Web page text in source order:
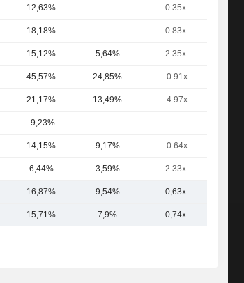
12,63% - 0.35x
18,18% - 0.83x
15,12% 5,64% 2.35x
45,57% 24,85% -0.91x
21,17% 13,49% -4.97x
-9,23% - -
14,15% 9,17% -0.64x
6,44% 3,59% 2.33x
16,87% 9,54% 0,63x
15,71% 7,9% 0,74x